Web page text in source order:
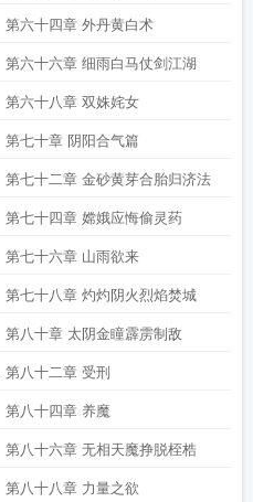
第六十四章 外丹黄白术
第六十六章 细雨白马仗剑江湖
第六十八章 双姝姹女
第七十章 阴阳合气篇
第七十二章 金砂黄芽合胎归济法
第七十四章 嫦娥应悔偷灵药
第七十六章 山雨欲来
第七十八章 灼灼阴火烈焰焚城
第八十章 太阴金瞳霹雳制敌
第八十二章 受刑
第八十四章 养魔
第八十六章 无相天魔挣脱桎梏
第八十八章 力量之欲